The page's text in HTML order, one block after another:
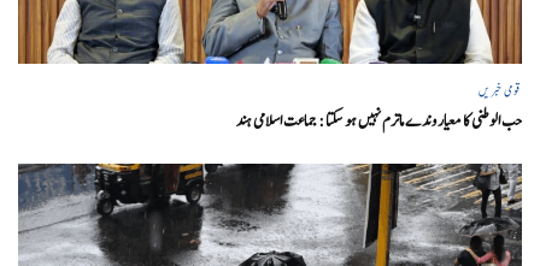
قومی خبریں
حب الوطنی کا معیار وندے ماترم نہیں ہو سکتا : جماعت اسلامی ہند